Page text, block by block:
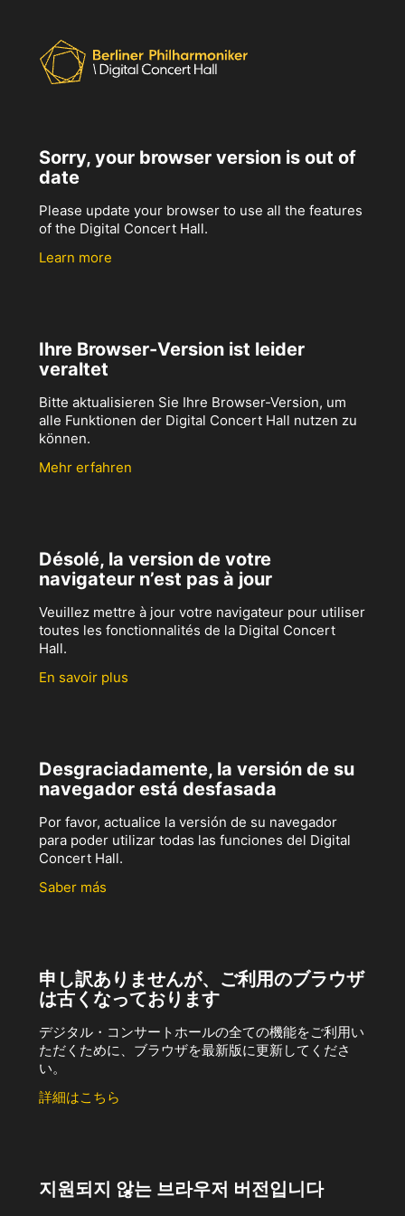
Sorry, your browser version is out of
date
Please update your browser to use all the features
of the Digital Concert Hall.
Learn more
Ihre Browser-Version ist leider
veraltet
Bitte aktualisieren Sie Ihre Browser-Version, um
alle Funktionen der Digital Concert Hall nutzen zu
können.
Mehr erfahren
Désolé, la version de votre
navigateur n’est pas à jour
Veuillez mettre à jour votre navigateur pour utiliser
toutes les fonctionnalités de la Digital Concert
Hall.
En savoir plus
Desgraciadamente, la versión de su
navegador está desfasada
Por favor, actualice la versión de su navegador
para poder utilizar todas las funciones del Digital
Concert Hall.
Saber más
申し訳ありませんが、ご利用のブラウザ
は古くなっております
デジタル・コンサートホールの全ての機能をご利用い
ただくために、ブラウザを最新版に更新してくださ
い。
詳細はこちら
지원되지 않는 브라우저 버전입니다